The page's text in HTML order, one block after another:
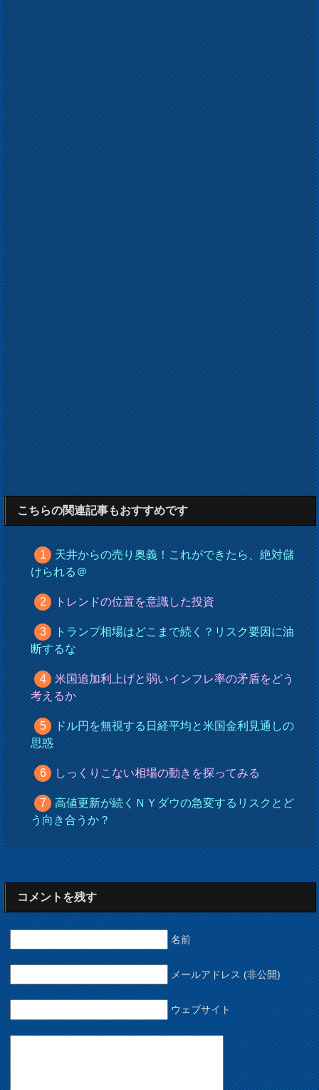
こちらの関連記事もおすすめです
天井からの売り奥義！これができたら、絶対儲
けられる＠
トレンドの位置を意識した投資
トランプ相場はどこまで続く？リスク要因に油
断するな
米国追加利上げと弱いインフレ率の矛盾をどう
考えるか
ドル円を無視する日経平均と米国金利見通しの
思惑
しっくりこない相場の動きを探ってみる
高値更新が続くＮＹダウの急変するリスクとど
う向き合うか？
コメントを残す
名前
メールアドレス (非公開)
ウェブサイト